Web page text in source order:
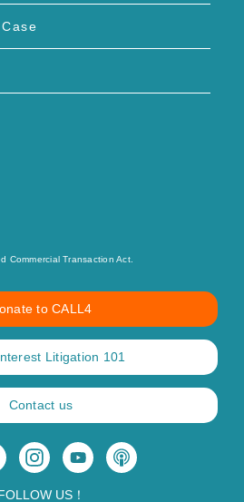
Commercial Transaction Act.
to CALL4
Litigation 101
Contact us
US！